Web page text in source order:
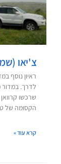
צ'יאו
ראיון נוסף
לדרך. במדור
הקסומה של
קרא עוד »